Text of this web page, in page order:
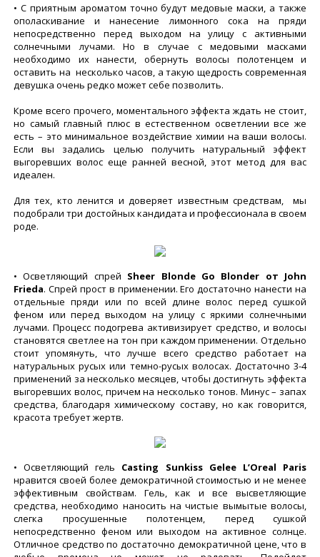
• С приятным ароматом точно будут медовые маски, а также
ополаскивание и нанесение лимонного сока на пряди
непосредственно перед выходом на улицу с активными
солнечными лучами. Но в случае с медовыми масками
необходимо их нанести, обернуть волосы полотенцем и
оставить на несколько часов, а такую щедрость современная
девушка очень редко может себе позволить.
Кроме всего прочего, моментального эффекта ждать не стоит,
но самый главный плюс в естественном осветлении все же
есть – это минимальное воздействие химии на ваши волосы.
Если вы задались целью получить натуральный эффект
выгоревших волос еще ранней весной, этот метод для вас
идеален.
Для тех, кто ленится и доверяет известным средствам, мы
подобрали три достойных кандидата и профессионала в своем
роде.
• Осветляющий спрей Sheer Blonde Go Blonder от John
Frieda. Спрей прост в применении. Его достаточно нанести на
отдельные пряди или по всей длине волос перед сушкой
феном или перед выходом на улицу с яркими солнечными
лучами. Процесс подогрева активизирует средство, и волосы
становятся светлее на тон при каждом применении. Отдельно
стоит упомянуть, что лучше всего средство работает на
натуральных русых или темно-русых волосах. Достаточно 3-4
применений за несколько месяцев, чтобы достигнуть эффекта
выгоревших волос, причем на несколько тонов. Минус – запах
средства, благодаря химическому составу, но как говорится,
красота требует жертв.
• Осветляющий гель Casting Sunkiss Gelee L’Oreal Paris
нравится своей более демократичной стоимостью и не менее
эффективным свойствам. Гель, как и все высветляющие
средства, необходимо наносить на чистые вымытые волосы,
слегка просушенные полотенцем, перед сушкой
непосредственно феном или выходом на активное солнце.
Отличное средство по достаточно демократичной цене, что в